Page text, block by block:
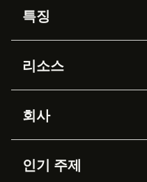
특징
Zendesk AI
Advanced Data Privacy &
Protection
워크포스 관리
리소스
API & 개발자
AI 리서치
고객 사례
회사
채용 정보
인기 주제